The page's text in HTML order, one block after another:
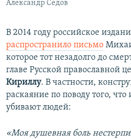
Александр Седов
В 2014 году российское
распространило письмо
которое тот незадолго до
главе Русской православной
Кириллу. В частности,
раскаяние по поводу того, что
убивают людей:
«Моя душевная боль